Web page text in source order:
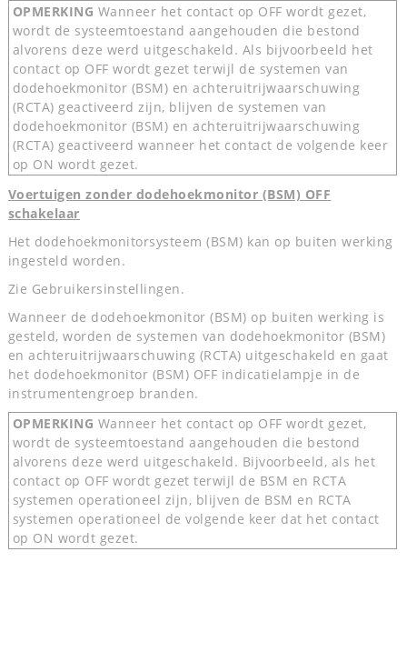
OPMERKING Wanneer het contact op OFF wordt gezet,
wordt de systeemtoestand aangehouden die bestond
alvorens deze werd uitgeschakeld. Als bijvoorbeeld het
contact op OFF wordt gezet terwijl de systemen van
dodehoekmonitor (BSM) en achteruitrijwaarschuwing
(RCTA) geactiveerd zijn, blijven de systemen van
dodehoekmonitor (BSM) en achteruitrijwaarschuwing
(RCTA) geactiveerd wanneer het contact de volgende keer
op ON wordt gezet.
Voertuigen zonder dodehoekmonitor (BSM) OFF
schakelaar
Het dodehoekmonitorsysteem (BSM) kan op buiten werking
ingesteld worden.
Zie Gebruikersinstellingen.
Wanneer de dodehoekmonitor (BSM) op buiten werking is
gesteld, worden de systemen van dodehoekmonitor (BSM)
en achteruitrijwaarschuwing (RCTA) uitgeschakeld en gaat
het dodehoekmonitor (BSM) OFF indicatielampje in de
instrumentengroep branden.
OPMERKING Wanneer het contact op OFF wordt gezet,
wordt de systeemtoestand aangehouden die bestond
alvorens deze werd uitgeschakeld. Bijvoorbeeld, als het
contact op OFF wordt gezet terwijl de BSM en RCTA
systemen operationeel zijn, blijven de BSM en RCTA
systemen operationeel de volgende keer dat het contact
op ON wordt gezet.